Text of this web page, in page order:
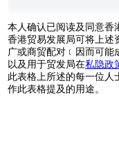
本人确认已阅读及同意香
香港贸易发展局可将上述
广或商贸配对﹝因而可能
以及用于贸发局在私隐政
此表格上所述的每一位人
作此表格提及的用途。